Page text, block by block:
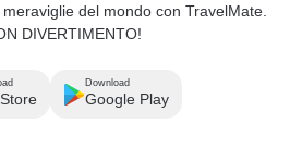
del mondo con TravelMate.
DIVERTIMENTO!
Download
Google Play